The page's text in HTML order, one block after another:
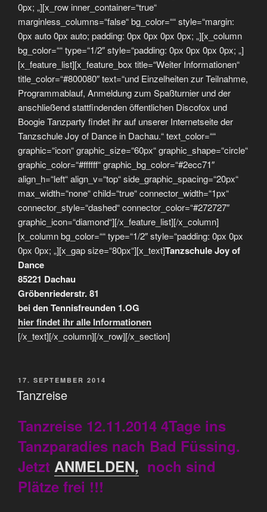
0px; „][x_row inner_container=“true“
marginless_columns=“false“ bg_color=““ style=“margin:
0px auto 0px auto; padding: 0px 0px 0px 0px; „][x_column
bg_color=““ type=“1/2″ style=“padding: 0px 0px 0px 0px; „]
[x_feature_list][x_feature_box title=“Weiter Informationen“
title_color=“#800080″ text=“und Einzelheiten zur Teilnahme,
Programmablauf, Anmeldung zum Spaßturnier und der
anschließend stattfindenden öffentlichen Discofox und
Boogie Tanzparty findet ihr auf unserer Internetseite der
Tanzschule Joy of Dance in Dachau.“ text_color=““
graphic=“icon“ graphic_size=“60px“ graphic_shape=“circle“
graphic_color=“#ffffff“ graphic_bg_color=“#2ecc71″
align_h=“left“ align_v=“top“ side_graphic_spacing=“20px“
max_width=“none“ child=“true“ connector_width=“1px“
connector_style=“dashed“ connector_color=“#272727″
graphic_icon=“diamond“][/x_feature_list][/x_column]
[x_column bg_color=““ type=“1/2″ style=“padding: 0px 0px
0px 0px; „][x_gap size=“80px“][x_text]Tanzschule Joy of
Dance
85221 Dachau
Gröbenriederstr. 81
bei den Tennisfreunden 1.OG
hier findet ihr alle Informationen
[/x_text][/x_column][/x_row][/x_section]
VERÖFFENTLICHT
AM
17. SEPTEMBER 2014
Tanzreise
Tanzreise 12.11.2014 4Tage ins
Tanzparadies nach Bad Füssing.
Jetzt ANMELDEN, noch sind
Plätze frei !!!